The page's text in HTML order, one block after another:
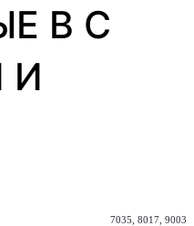
В С
И
7035, 8017, 9003